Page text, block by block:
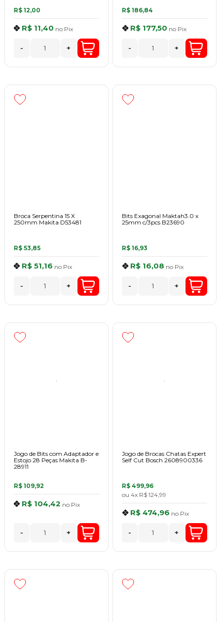
R$ 12,00
R$ 11,40 no Pix
- +
R$ 186,84
R$ 177,50 no Pix
- +
Broca Serpentina 15 X
250mm Makita D53481
R$ 53,85
R$ 51,16 no Pix
- +
Bits Exagonal Maktah3.0 x
25mm c/3pcs B23690
R$ 16,93
R$ 16,08 no Pix
- +
Jogo de Bits com Adaptador e
Estojo 28 Peças Makita B-
28911
R$ 109,92
R$ 104,42 no Pix
- +
Jogo de Brocas Chatas Expert
Self Cut Bosch 2608900336
R$ 499,96
ou 4x R$ 124,99
R$ 474,96 no Pix
- +